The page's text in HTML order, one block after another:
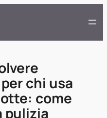
chi usa
come
pulizia